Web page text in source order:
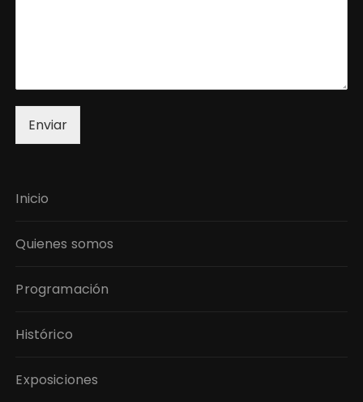
Enviar
Inicio
Quienes somos
Programación
Histórico
Exposiciones